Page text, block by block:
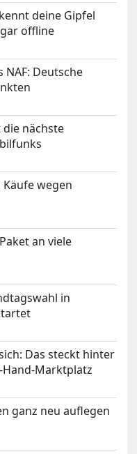
deine Gipfel
offline
NAF: Deutsche
die nächste
wegen
an viele
in
Das steckt hinter
Hand-Marktplatz
ganz neu auflegen